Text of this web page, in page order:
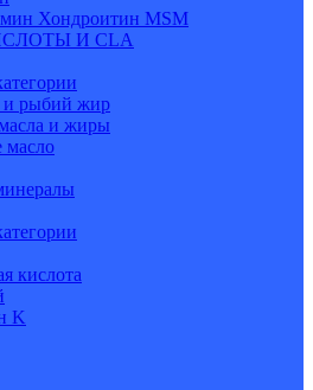
Хондроитин MSM
И CLA
и рыбий жир
и жиры
масло
кислота
K